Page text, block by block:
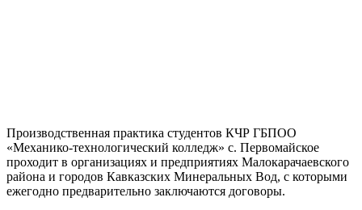
Производственная практика студентов КЧР ГБПОО
«Механико-технологический колледж» с. Первомайское
проходит в организациях и предприятиях Малокарачаевского
района и городов Кавказских Минеральных Вод, с которыми
ежегодно предварительно заключаются договоры.